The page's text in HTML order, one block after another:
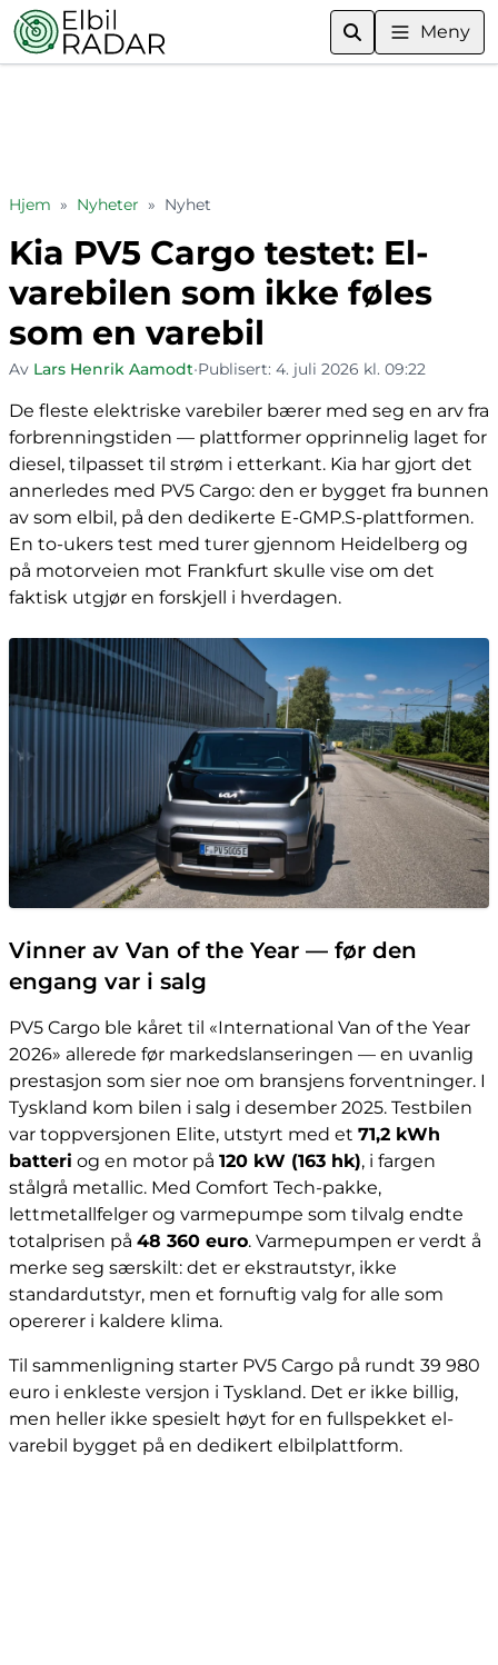
Meny
Hjem » Nyheter » Nyhet
Kia PV5 Cargo testet: El-
varebilen som ikke føles
som en varebil
Av Lars Henrik Aamodt•Publisert: 4. juli 2026 kl. 09:22
De fleste elektriske varebiler bærer med seg en arv fra
forbrenningstiden — plattformer opprinnelig laget for
diesel, tilpasset til strøm i etterkant. Kia har gjort det
annerledes med PV5 Cargo: den er bygget fra bunnen
av som elbil, på den dedikerte E-GMP.S-plattformen.
En to-ukers test med turer gjennom Heidelberg og
på motorveien mot Frankfurt skulle vise om det
faktisk utgjør en forskjell i hverdagen.
Vinner av Van of the Year — før den
engang var i salg
PV5 Cargo ble kåret til «International Van of the Year
2026» allerede før markedslanseringen — en uvanlig
prestasjon som sier noe om bransjens forventninger. I
Tyskland kom bilen i salg i desember 2025. Testbilen
var toppversjonen Elite, utstyrt med et 71,2 kWh
batteri og en motor på 120 kW (163 hk), i fargen
stålgrå metallic. Med Comfort Tech-pakke,
lettmetallfelger og varmepumpe som tilvalg endte
totalprisen på 48 360 euro. Varmepumpen er verdt å
merke seg særskilt: det er ekstrautstyr, ikke
standardutstyr, men et fornuftig valg for alle som
opererer i kaldere klima.
Til sammenligning starter PV5 Cargo på rundt 39 980
euro i enkleste versjon i Tyskland. Det er ikke billig,
men heller ikke spesielt høyt for en fullspekket el-
varebil bygget på en dedikert elbilplattform.